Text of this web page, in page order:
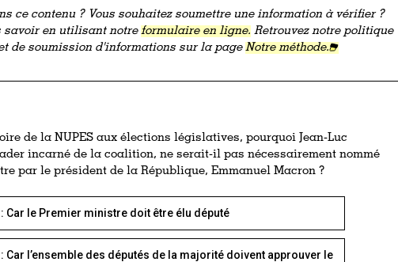
ce contenu ? Vous souhaitez soumettre une information à vérifier ?
savoir en utilisant notreformulaire en ligne. Retrouvez notre politique
de soumission d'informations sur la pageNotre méthode.
de la NUPES aux élections législatives, pourquoi Jean-Luc
incarné de la coalition, ne serait-il pas nécessairement nommé
par le président de la République, Emmanuel Macron ?
: Car le Premier ministre doit être élu député
: Car l’ensemble des députés de la majorité doivent approuver le